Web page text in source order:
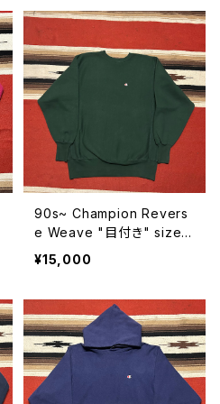
90s~ Champion Revers
e Weave "目付き" size
XL
¥15,000